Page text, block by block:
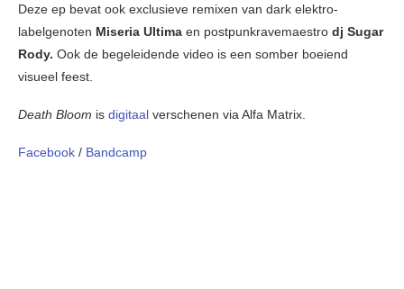
Deze ep bevat ook exclusieve remixen van dark elektro-
labelgenoten Miseria Ultima en postpunkravemaestro dj Sugar
Rody. Ook de begeleidende video is een somber boeiend
visueel feest.
Death Bloom is digitaal verschenen via Alfa Matrix.
Facebook / Bandcamp